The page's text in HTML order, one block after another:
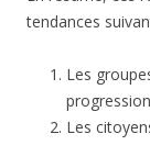
tendances
Les
Les